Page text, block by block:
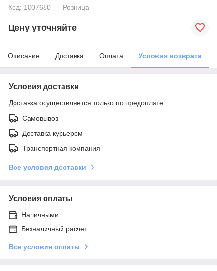
Код: 1007680
Розница
Цену уточняйте
Описание Доставка Оплата Условия возврата
Условия доставки
Доставка осуществляется только по предоплате.
Самовывоз
Доставка курьером
Транспортная компания
Все условия доставки
Условия оплаты
Наличными
Безналичный расчет
Все условия оплаты